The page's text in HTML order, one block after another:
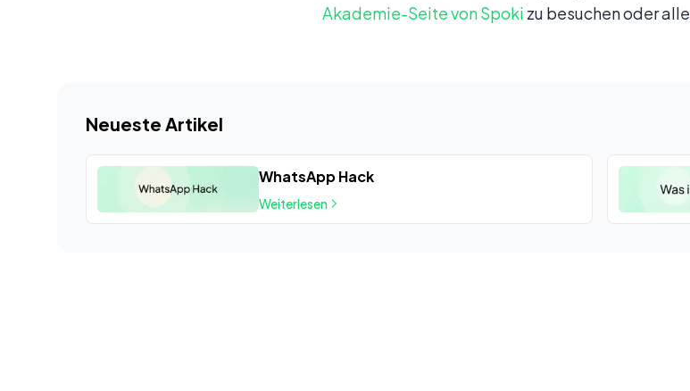
Akademie-Seite von Spoki zu besuchen oder alle
Neueste Artikel
WhatsApp Hack
Weiterlesen